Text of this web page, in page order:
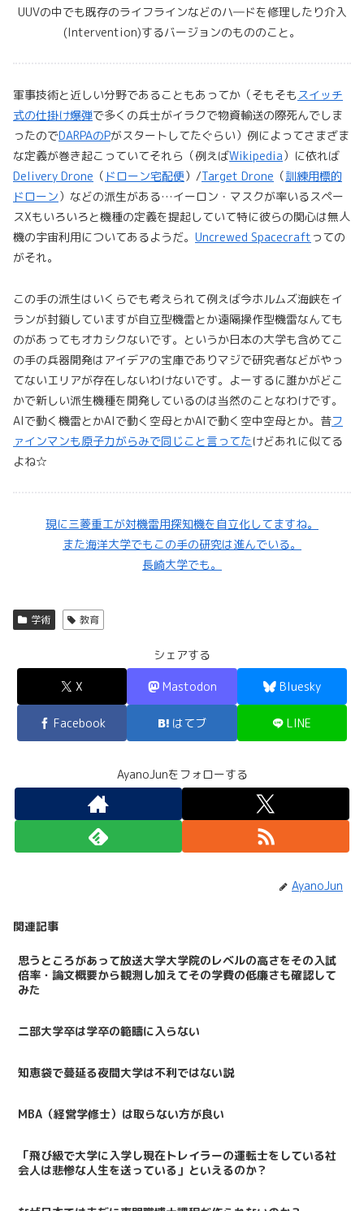
UUVの中でも既存のライフラインなどのハ―ドを修理したり介入
(Intervention)するバージョンのもののこと。
軍事技術と近しい分野であることもあってか（そもそも スイッチ
式の仕掛け爆弾で多くの兵士がイラクで物資輸送の際死んでしま
ったのでDARPAのPがスタートしてたぐらい）例によってさまざま
な定義が巻き起こっていてそれら（例えばWikipedia）に依れば
Delivery Drone （ ドローン宅配便）/Target Drone （訓練用標的
ドローン）などの派生がある…イーロン・マスクが率いるスペー
スXもいろいろと機種の定義を提起していて特に彼らの関心は無人
機の宇宙利用についてあるようだ。 Uncrewed Spacecraft っての
がそれ。
この手の派生はいくらでも考えられて例えば今ホルムズ海峡をイ
ランが封鎖していますが自立型機雷とか遠隔操作型機雷なんても
のがあってもオカシクないです。というか日本の大学も含めてこ
の手の兵器開発はアイデアの宝庫でありマジで研究者などがやっ
てないエリアが存在しないわけないです。よーするに誰かがどこ
かで新しい派生機種を開発しているのは当然のことなわけです。
AIで動く機雷とかAIで動く空母とかAIで動く空中空母とか。昔フ
ァインマンも原子力がらみで同じこと言ってたけどあれに似てる
よね☆
現に三菱重工が対機雷用探知機を自立化してますね。
また海洋大学でもこの手の研究は進んでいる。
長崎大学でも。
学術 教育
シェアする
X Mastodon Bluesky
Facebook はてブ LINE
AyanoJunをフォローする
AyanoJun
関連記事
思うところがあって放送大学大学院のレベルの高さをその入試
倍率・論文概要から観測し加えてその学費の低廉さも確認して
みた
二部大学卒は学卒の範疇に入らない
知恵袋で蔓延る夜間大学は不利ではない説
MBA（経営学修士）は取らない方が良い
「飛び級で大学に入学し現在トレイラーの運転士をしている社
会人は悲惨な人生を送っている」といえるのか？